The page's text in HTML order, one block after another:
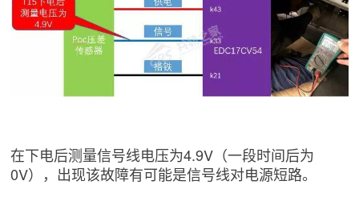
在下电后测量信号线电压为4.9V（一段时间后为
0V），出现该故障有可能是信号线对电源短路。